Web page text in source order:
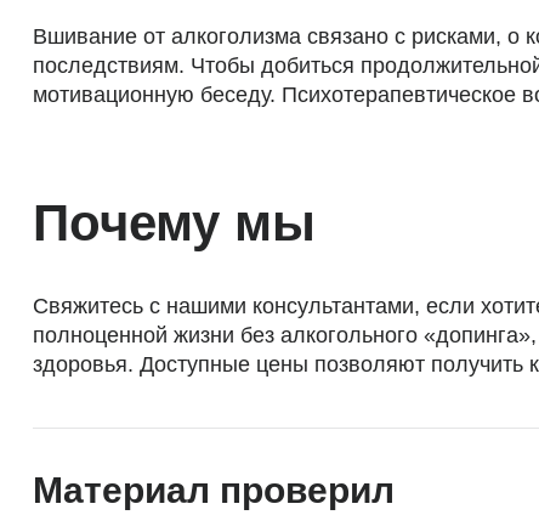
Вшивание от алкоголизма связано с рисками,
последствиям. Чтобы добиться
мотивационную беседу. Психотерапевтическое
Почему мы
Свяжитесь с нашими консультантами, если
полноценной жизни без алкогольного
здоровья. Доступные цены позволяют
Материал проверил